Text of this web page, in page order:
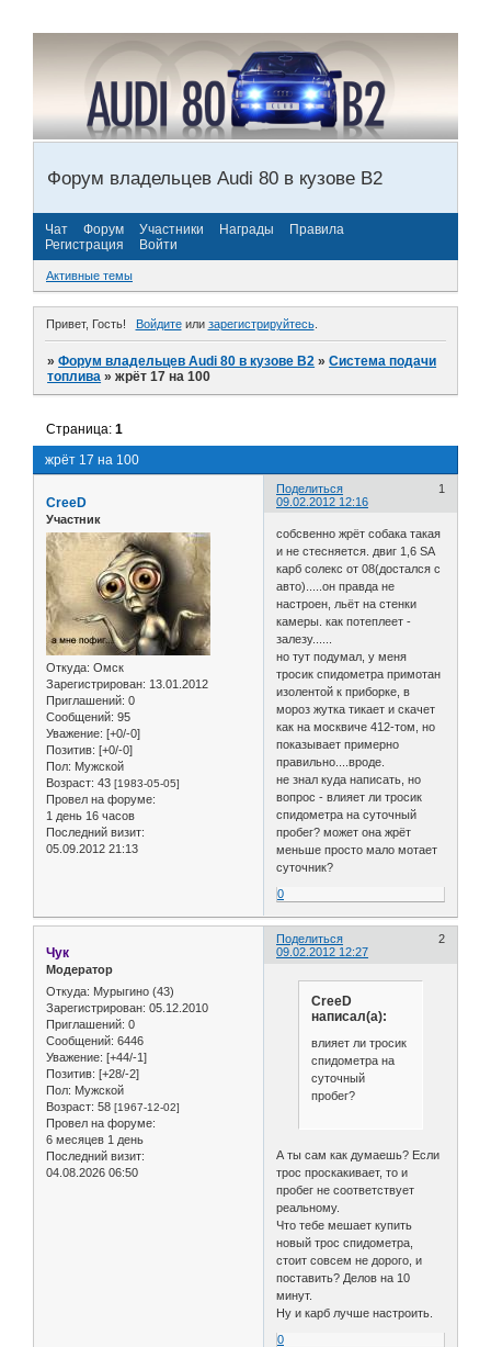
Форум владельцев Audi 80 в кузове В2
Чат Форум Участники Награды
Правила
Регистрация
Войти
Активные темы
Привет, Гость! Войдитеили зарегистрируйтесь.
»Форум владельцев Audi 80 в кузове В2 »Система подачи
топлива »жрёт 17 на 100
жрёт 17 на 100
Страница:1
Поделиться
1
09.02.2012 12:16
CreeD
Участник
Откуда: Омск
Зарегистрирован: 13.01.2012
Приглашений: 0
Сообщений: 95
Уважение: [+0/-0]
Позитив: [+0/-0]
Пол: Мужской
Возраст: 43 [1983-05-05]
Провел на форуме:
1 день 16 часов
Последний визит:
05.09.2012 21:13
собсвенно жрёт собака такая
и не стесняется. двиг 1,6 SA
карб солекс от 08(достался с
авто).....он правда не
настроен, льёт на стенки
камеры. как потеплеет -
залезу......
но тут подумал, у меня
тросик спидометра примотан
изолентой к приборке, в
мороз жутка тикает и скачет
как на москвиче 412-том, но
показывает примерно
правильно....вроде.
не знал куда написать, но
вопрос - влияет ли тросик
спидометра на суточный
пробег? может она жрёт
меньше просто мало мотает
суточник?
0
Поделиться
2
09.02.2012 12:27
Чук
Модератор
Откуда: Мурыгино (43)
Зарегистрирован: 05.12.2010
Приглашений: 0
Сообщений: 6446
Уважение: [+44/-1]
Позитив: [+28/-2]
Пол: Мужской
Возраст: 58 [1967-12-02]
Провел на форуме:
6 месяцев 1 день
Последний визит:
04.08.2026 06:50
CreeD
написал(а):
влияет ли тросик
спидометра на
суточный
пробег?
А ты сам как думаешь? Если
трос проскакивает, то и
пробег не соответствует
реальному.
Что тебе мешает купить
новый трос спидометра,
стоит совсем не дорого, и
поставить? Делов на 10
минут.
Ну и карб лучше настроить.
0